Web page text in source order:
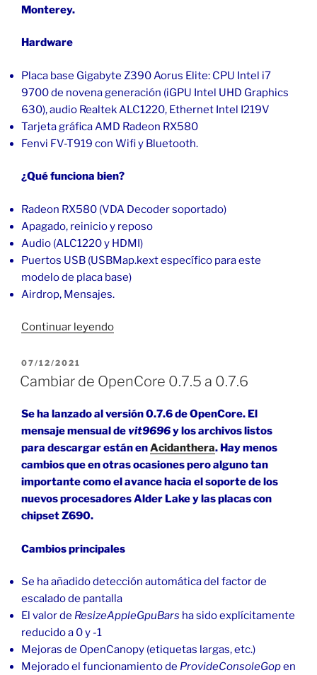
Monterey.
Hardware
Placa base Gigabyte Z390 Aorus Elite: CPU Intel i7
9700 de novena generación (iGPU Intel UHD Graphics
630), audio Realtek ALC1220, Ethernet Intel I219V
Tarjeta gráfica AMD Radeon RX580
Fenvi FV-T919 con Wifi y Bluetooth.
¿Qué funciona bien?
Radeon RX580 (VDA Decoder soportado)
Apagado, reinicio y reposo
Audio (ALC1220 y HDMI)
Puertos USB (USBMap.kext específico para este
modelo de placa base)
Airdrop, Mensajes.
Continuar leyendo«macOS
OpenCore
Z390
Aorus
Elite»
PUBLICADO
EL
07/12/2021
Cambiar de OpenCore 0.7.5 a 0.7.6
Se ha lanzado al versión 0.7.6 de OpenCore. El
mensaje mensual devit9696y los archivos listos
para descargar están enAcidanthera. Hay menos
cambios que en otras ocasiones pero alguno tan
importante como el avance hacia el soporte de los
nuevos procesadores Alder Lake y las placas con
chipset Z690.
Cambios principales
Se ha añadido detección automática del factor de
escalado de pantalla
El valor de ResizeAppleGpuBars ha sido explícitamente
reducido a 0 y -1
Mejoras de OpenCanopy (etiquetas largas, etc.)
Mejorado el funcionamiento de ProvideConsoleGopen